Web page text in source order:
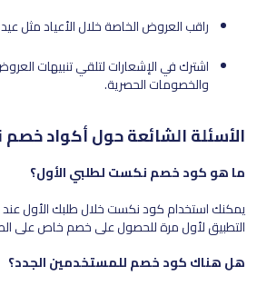
راقب العروض الخاصة خلال الأعياد مثل عيد
اشترك في الإشعارات لتلقي تنبيهات
والخصومات الحصرية.
الأسئلة الشائعة حول أكواد
ما هو كود خصم نكست لطلبي الأول؟
يمكنك استخدام كود نكست خلال طلبك الأول
التطبيق لأول مرة للحصول على خصم خاص على
هل هناك كود خصم للمستخدمين الجدد؟